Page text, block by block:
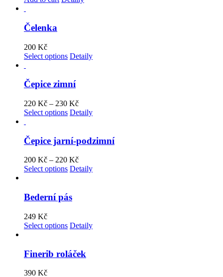
Čelenka
200 Kč
Select options Detaily
Čepice zimní
220 Kč – 230 Kč
Select options Detaily
Čepice jarní-podzimní
200 Kč – 220 Kč
Select options Detaily
Bederní pás
249 Kč
Select options Detaily
Finerib roláček
390 Kč